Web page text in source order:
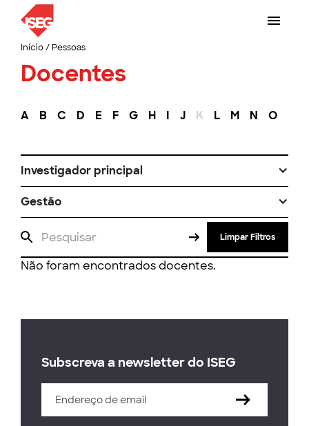
Início/ Pessoas
Docentes
A B C D E F G H I J K L M N O
Investigador principal
Gestão
Limpar Filtros
Não foram encontrados docentes.
Subscreva a newsletter do ISEG